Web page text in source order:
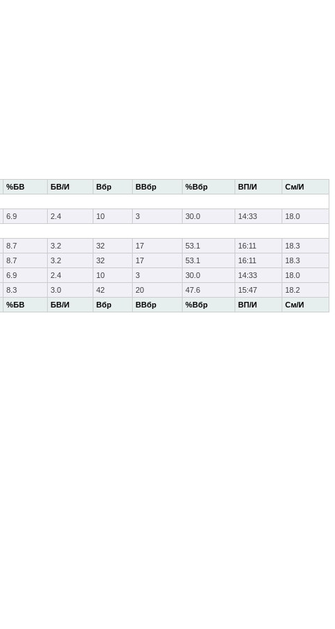
%БВ БВ/И Вбр ВВбр %Вбр ВП/И См/И
%БВ БВ/И Вбр ВВбр %Вбр ВП/И См/И
6.9 2.4 10 3 30.0 14:33
18.0
8.7 3.2 32 17 53.1 16:11
18.3
8.7 3.2 32 17 53.1 16:11
18.3
6.9 2.4 10 3 30.0 14:33
18.0
8.3 3.0 42 20 47.6 15:47 18.2